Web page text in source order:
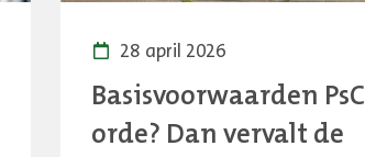
28 april 2026
Basisvoorwaarden
orde? Dan vervalt de